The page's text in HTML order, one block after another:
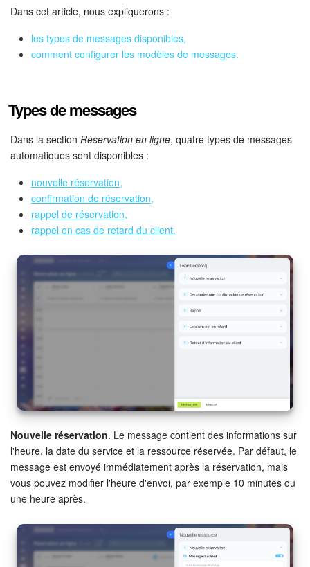
Calendriers
Bitrix24 Drive
Sites
Boutique en ligne
Gestion des stocks
Messagerie web
Réservation en ligne
Analytique
BI Builder
Automatisation
Espace des ventes
Dans cet article, nous expliquerons :
les types de messages disponibles,
comment configurer les modèles de messages.
Types de messages
Dans la section Réservation en ligne, quatre types de messages
automatiques sont disponibles :
nouvelle réservation,
confirmation de réservation,
rappel de réservation,
rappel en cas de retard du client.
Nouvelle réservation. Le message contient des informations sur
l'heure, la date du service et la ressource réservée. Par défaut, le
message est envoyé immédiatement après la réservation, mais
vous pouvez modifier l'heure d'envoi, par exemple 10 minutes ou
une heure après.